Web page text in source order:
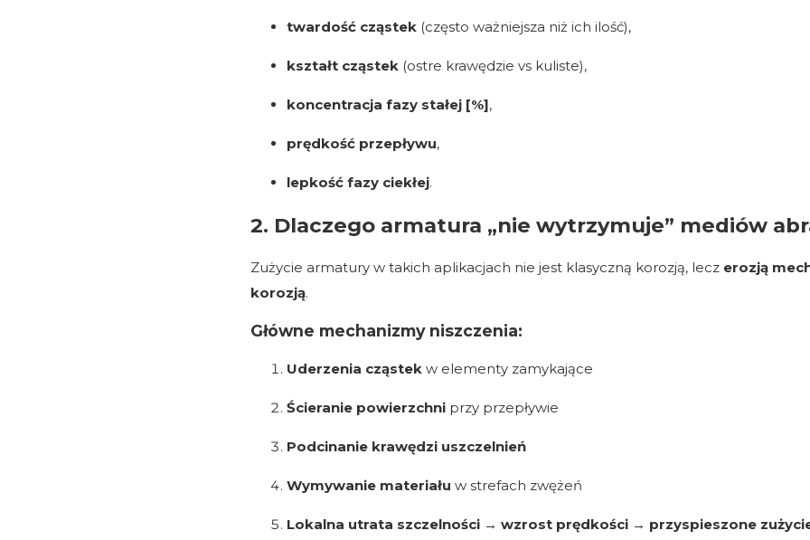
twardość cząstek (często ważniejsza niż ich ilość),
kształt cząstek (ostre krawędzie vs kuliste),
koncentracja fazy stałej [%],
prędkość przepływu,
lepkość fazy ciekłej.
2. Dlaczego armatura „nie wytrzymuje” mediów
Zużycie armatury w takich aplikacjach nie jest klasyczną korozją, lecz erozją
korozją.
Główne mechanizmy niszczenia:
Uderzenia cząstek w elementy zamykające
Ścieranie powierzchni przy przepływie
Podcinanie krawędzi uszczelnień
Wymywanie materiału w strefach zwężeń
Lokalna utrata szczelności → wzrost prędkości → przyspieszone